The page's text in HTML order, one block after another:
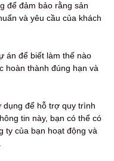
để đảm bảo rằng sản
và yêu cầu của khách
án để biết làm thế nào
hoàn thành đúng hạn và
dụng để hỗ trợ quy trình
tin này, bạn có thể có
ty của bạn hoạt động và